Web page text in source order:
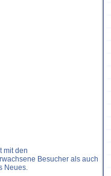
mit den
Besucher als auch
Neues.